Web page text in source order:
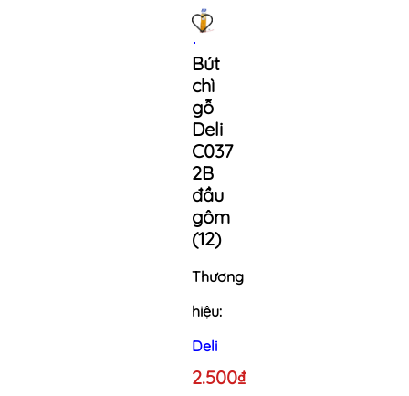
Bút
chì
gỗ
Deli
C037
2B
đầu
gôm
(12)
Thương
hiệu:
Deli
2.500₫